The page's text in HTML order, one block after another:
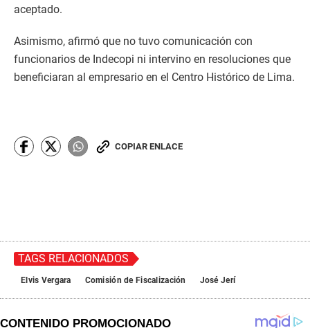
aceptado.
Asimismo, afirmó que no tuvo comunicación con
funcionarios de Indecopi ni intervino en resoluciones que
beneficiaran al empresario en el Centro Histórico de Lima.
COPIAR ENLACE
TAGS RELACIONADOS
Elvis Vergara Comisión de Fiscalización José Jerí